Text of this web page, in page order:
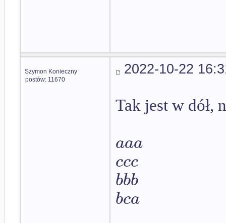
Szymon Konieczny
postów: 11670
2022-10-22
Tak jest w dół,
aaa
ccc
bbb
bca